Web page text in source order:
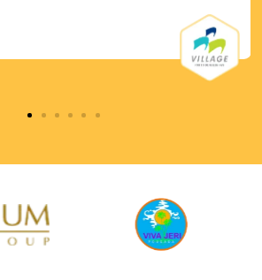
seus
reservas em